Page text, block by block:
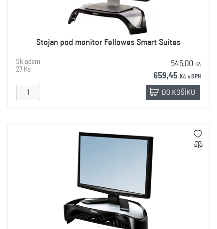
Stojan pod monitor Fellowes Smart Suites
Skladem
27 Ks
545,00 Kč
659,45 Kč s DPH
DO KOŠÍKU